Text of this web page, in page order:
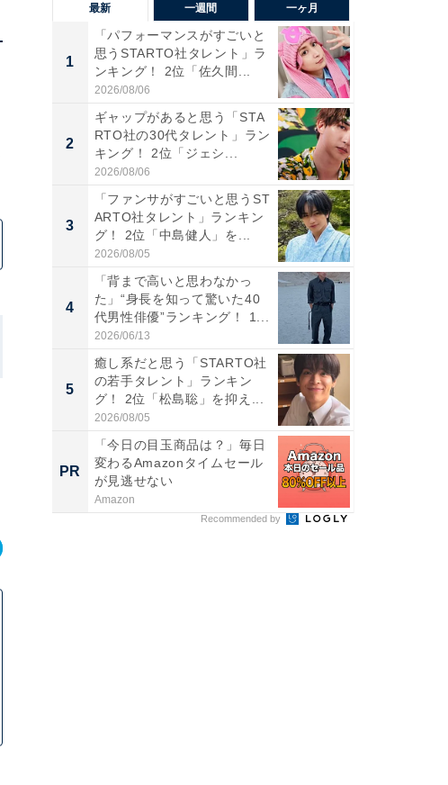
最新 一週間 一ヶ月
1
「パフォーマンスがすごいと
思うSTARTO社タレント」ラ
ンキング！ 2位「佐久間...
2026/08/06
2
ギャップがあると思う「STA
RTO社の30代タレント」ラン
キング！ 2位「ジェシ...
2026/08/06
3
「ファンサがすごいと思うST
ARTO社タレント」ランキン
グ！ 2位「中島健人」を...
2026/08/05
4
「背まで高いと思わなかっ
た」“身長を知って驚いた40
代男性俳優”ランキング！ 1...
2026/06/13
5
癒し系だと思う「STARTO社
の若手タレント」ランキン
グ！ 2位「松島聡」を抑え...
2026/08/05
PR
「今日の目玉商品は？」毎日
変わるAmazonタイムセール
が見逃せない
Amazon
Recommended by